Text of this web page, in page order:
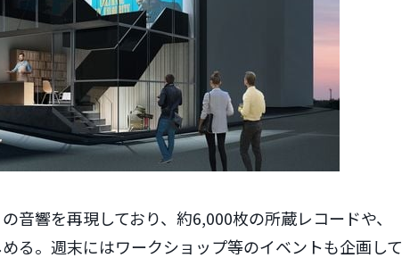
音響を再現しており、約6,000枚の所蔵レコードや、
る。週末にはワークショップ等のイベントも企画して